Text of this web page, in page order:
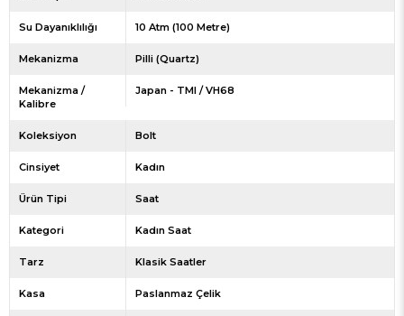
Su Dayanıklılığı 10 Atm (100 Metre)
Mekanizma Pilli (Quartz)
Mekanizma /
Kalibre
Japan - TMI / VH68
Koleksiyon Bolt
Cinsiyet Kadın
Ürün Tipi Saat
Kategori Kadın Saat
Tarz Klasik Saatler
Kasa Paslanmaz Çelik